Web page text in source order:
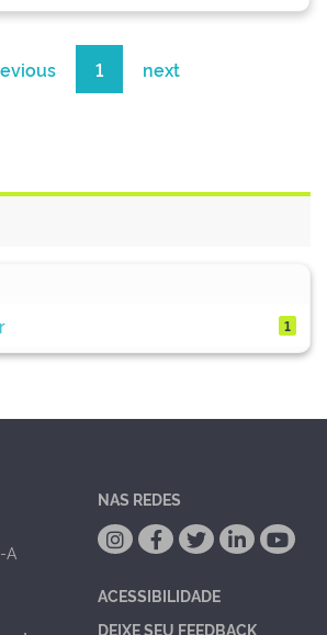
1 next
1
A
NAS REDES
ACESSIBILIDADE
DEIXE SEU FEEDBACK